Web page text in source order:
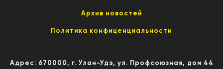
Архив новостей
Политика конфиценциальности
Адрес: 670000, г. Улан-Удэ, ул. Профсоюзная, дом 44